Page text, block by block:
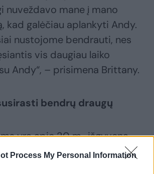
Process My Personal Information
nuveždavo mane į mano
kad galėčiau aplankyti Andy.
nustojome bendrauti, nes
vis daugiau laiko
Andy“, – prisimena Brittany.
bendrų draugų
yra apie 20 m., išgyvena
pokyčių: jie baigia